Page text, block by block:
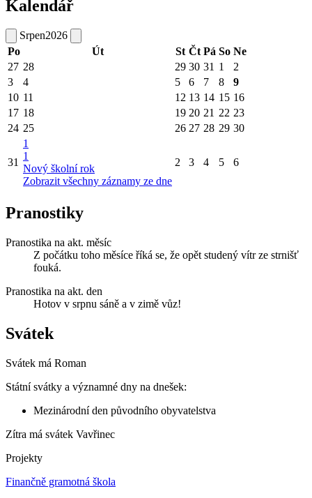
Kalendář
Srpen2026
Po
Út St Čt Pá So Ne
27 28 29 30 31 1
2
3
4 5 6 7 8
9
10 11 12 13 14 15 16
17 18 19 20 21 22 23
24 25 26 27 28 29 30
31
1
1
Nový školní rok
Zobrazit všechny záznamy ze dne
2 3 4 5 6
Pranostiky
Pranostika na akt. měsíc
Z počátku toho měsíce říká se, že opět studený vítr ze strnišť
fouká.
Pranostika na akt. den
Hotov v srpnu sáně a v zimě vůz!
Svátek
Svátek má Roman
Státní svátky a významné dny na dnešek:
Mezinárodní den původního obyvatelstva
Zítra má svátek Vavřinec
Projekty
Finančně gramotná škola